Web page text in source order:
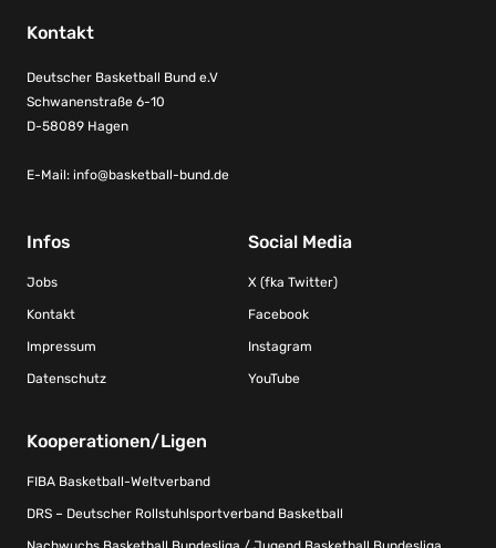
Kontakt
Deutscher Basketball Bund e.V
Schwanenstraße 6-10
D-58089 Hagen
E-Mail: info@basketball-bund.de
Infos
Jobs
Kontakt
Impressum
Datenschutz
Social Media
X (fka Twitter)
Facebook
Instagram
YouTube
Kooperationen/Ligen
FIBA Basketball-Weltverband
DRS – Deutscher Rollstuhlsportverband Basketball